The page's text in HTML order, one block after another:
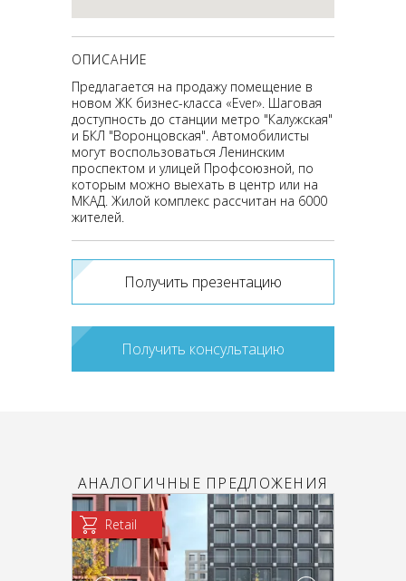
ОПИСАНИЕ
Предлагается на продажу помещение в
новом ЖК бизнес-класса «Ever». Шаговая
доступность до станции метро "Калужская"
и БКЛ "Воронцовская". Автомобилисты
могут воспользоваться Ленинским
проспектом и улицей Профсоюзной, по
которым можно выехать в центр или на
МКАД. Жилой комплекс рассчитан на 6000
жителей.
Получить презентацию
Получить консультацию
АНАЛОГИЧНЫЕ ПРЕДЛОЖЕНИЯ
Retail